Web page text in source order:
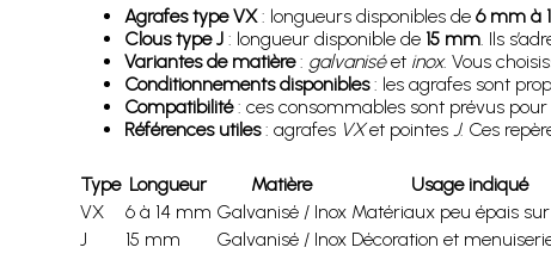
Agrafes type VX: longueurs disponibles de 6 mm à
Clous type J: longueur disponible de 15 mm. Ils
Variantes de matière: galvaniséet inox. Vous
Conditionnements disponibles: les agrafes sont
Compatibilité: ces consommables sont prévus pour
Références utiles: agrafes VXet pointes J. Ces
Type Longueur Matière
Usage indiqué
VX
6 à 14 mm Galvanisé / Inox Matériaux peu épais
J
15 mm Galvanisé / Inox Décoration et